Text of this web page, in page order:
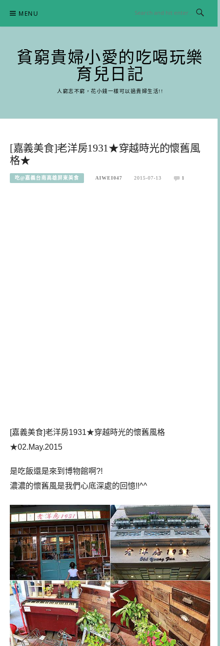
content
MENU
貧窮貴婦小愛的吃喝玩樂
育兒日記
人窮志不窮，花小錢一樣可以過貴婦生活!!
[嘉義美食]老洋房1931★穿越時光的懷舊風
格★
吃@嘉義台南高雄屏東美食 AIWEI047 2015-07-13 1
[嘉義美食]老洋房1931★穿越時光的懷舊風格
★02.May.2015
是吃飯還是來到博物館啊?!
濃濃的懷舊風是我們心底深處的回憶!!^^